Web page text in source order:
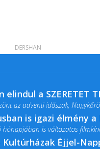
elindul a SZERETET
az adventi időszak,
is igazi élmény
hónapjában is változatos
Kultúrházak Éjjel-
DERSHAN